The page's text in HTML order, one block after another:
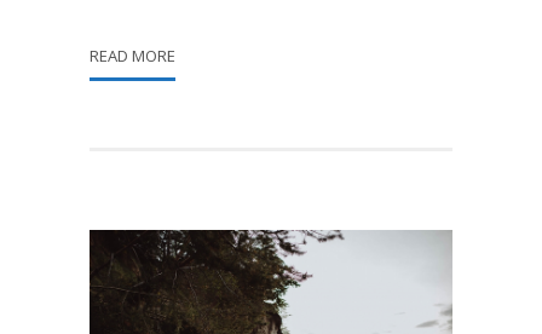
READ MORE